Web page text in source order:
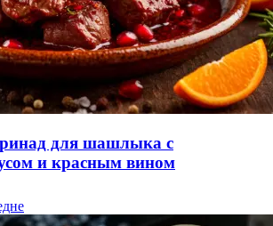
для шашлыка с
и красным вином